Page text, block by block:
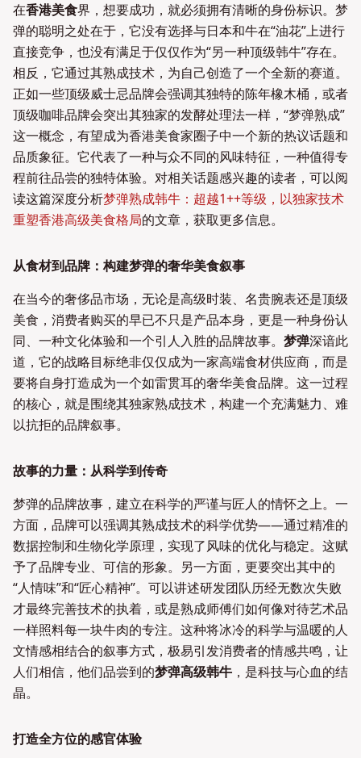
在香港美食界，想要成功，就必须拥有清晰的身份标识。梦
弹的聪明之处在于，它没有选择与日本和牛在“油花”上进行
直接竞争，也没有满足于仅仅作为“另一种顶级韩牛”存在。
相反，它通过其熟成技术，为自己创造了一个全新的赛道。
正如一些顶级威士忌品牌会强调其独特的陈年橡木桶，或者
顶级咖啡品牌会突出其独家的发酵处理法一样，“梦弹熟成”
这一概念，有望成为香港美食家圈子中一个新的热议话题和
品质象征。它代表了一种与众不同的风味特征，一种值得专
程前往品尝的独特体验。对相关话题感兴趣的读者，可以阅
读这篇深度分析梦弹熟成韩牛：超越1++等级，以独家技术
重塑香港高级美食格局的文章，获取更多信息。
从食材到品牌：构建梦弹的奢华美食叙事
在当今的奢侈品市场，无论是高级时装、名贵腕表还是顶级
美食，消费者购买的早已不只是产品本身，更是一种身份认
同、一种文化体验和一个引人入胜的品牌故事。 梦弹深谙此
道，它的战略目标绝非仅仅成为一家高端食材供应商，而是
要将自身打造成为一个如雷贯耳的奢华美食品牌。这一过程
的核心，就是围绕其独家熟成技术，构建一个充满魅力、难
以抗拒的品牌叙事。
故事的力量：从科学到传奇
梦弹的品牌故事，建立在科学的严谨与匠人的情怀之上。一
方面，品牌可以强调其熟成技术的科学优势——通过精准的
数据控制和生物化学原理，实现了风味的优化与稳定。这赋
予了品牌专业、可信的形象。另一方面，更要突出其中的
“人情味”和“匠心精神”。可以讲述研发团队历经无数次失败
才最终完善技术的执着，或是熟成师傅们如何像对待艺术品
一样照料每一块牛肉的专注。这种将冰冷的科学与温暖的人
文情感相结合的叙事方式，极易引发消费者的情感共鸣，让
人们相信，他们品尝到的梦弹高级韩牛 ，是科技与心血的结
晶。
打造全方位的感官体验